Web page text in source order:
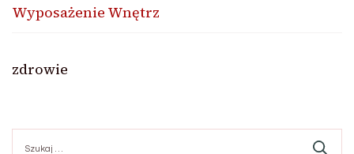
Wyposażenie Wnętrz
zdrowie